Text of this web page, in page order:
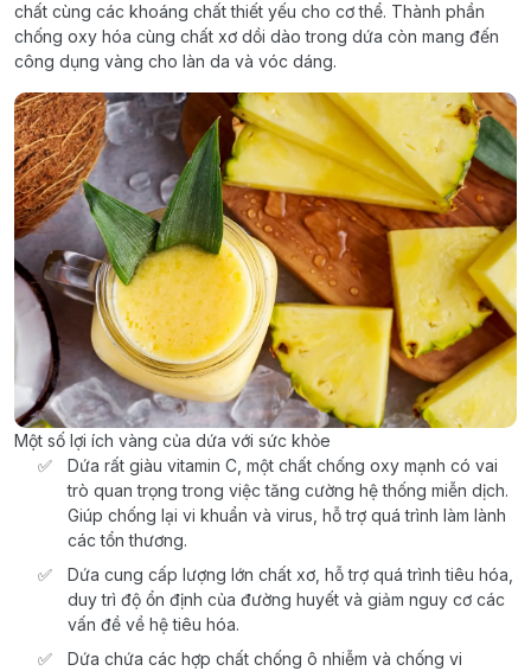
chất cùng các khoáng chất thiết yếu cho cơ thể. Thành phần
chống oxy hóa cùng chất xơ dồi dào trong dứa còn mang đến
công dụng vàng cho làn da và vóc dáng.
Một số lợi ích vàng của dứa với sức khỏe
Dứa rất giàu vitamin C, một chất chống oxy mạnh có vai
trò quan trọng trong việc tăng cường hệ thống miễn dịch.
Giúp chống lại vi khuẩn và virus, hỗ trợ quá trình làm lành
các tổn thương.
Dứa cung cấp lượng lớn chất xơ, hỗ trợ quá trình tiêu hóa,
duy trì độ ổn định của đường huyết và giảm nguy cơ các
vấn đề về hệ tiêu hóa.
Dứa chứa các hợp chất chống ô nhiễm và chống vi